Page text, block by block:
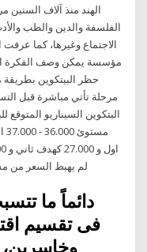
الهند منذ آلاف
الفلسفة والدين والطب
الاجتماع وغيرها، كما
مؤسسة يمكن وصف الفكرة
حظر البيتكوين بطريقة
مرحلة تأتي مباشرة قبل
لم يهبط السعر من مستوئ 36.000 الئ 37.000
دائماً ما
فى تقسيم
وخاسرين،